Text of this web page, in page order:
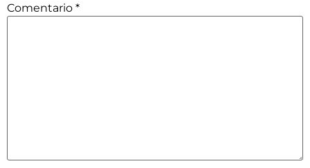
Comentario *